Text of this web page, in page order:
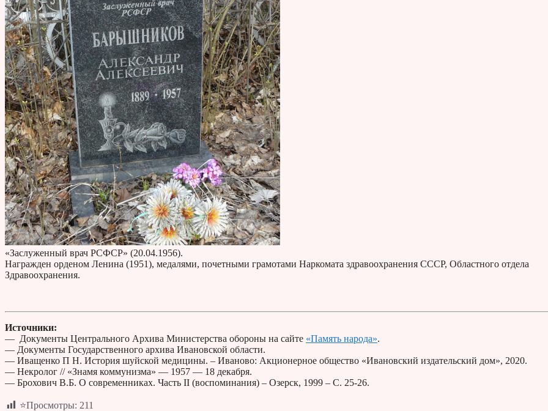
«Заслуженный врач РСФСР» (20.04.1956).
Награжден орденом Ленина (1951), медалями, почетными грамотами Наркомата здравоохранения СССР, Областного отдела
Здравоохранения.
Источники:
— Документы Центрального Архива Министерства обороны на сайте «Память народа».
— Документы Государственного архива Ивановской области.
— Иващенко П Н. История шуйской медицины. – Иваново: Акционерное общество «Ивановский издательский дом», 2020.
— Некролог // «Знамя коммунизма» — 1957 — 18 декабря.
— Брохович В.Б. О современниках. Часть II (воспоминания) – Озерск, 1999 – С. 25-26.
⭐Просмотры: 211